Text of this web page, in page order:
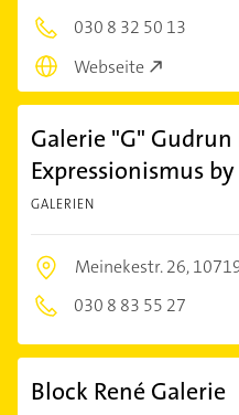
030 8 32 50 13
Webseite
Galerie "G"
Expressionismus
GALERIEN
Meinekestr. 26,
030 8 83 55 27
Block René Galerie